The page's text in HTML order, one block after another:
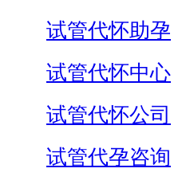
试管代怀助孕
试管代怀中心
试管代怀公司
试管代孕咨询